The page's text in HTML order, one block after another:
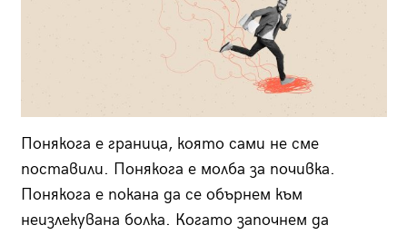
Понякога е граница, която сами не сме
поставили. Понякога е молба за почивка.
Понякога е покана да се обърнем към
неизлекувана болка. Когато започнем да